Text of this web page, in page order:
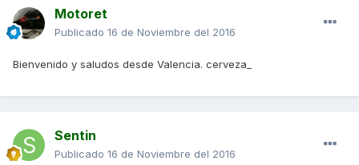
Motoret
Publicado 16 de Noviembre del 2016
Bienvenido y saludos desde Valencia. cerveza_
Sentin
Publicado 16 de Noviembre del 2016